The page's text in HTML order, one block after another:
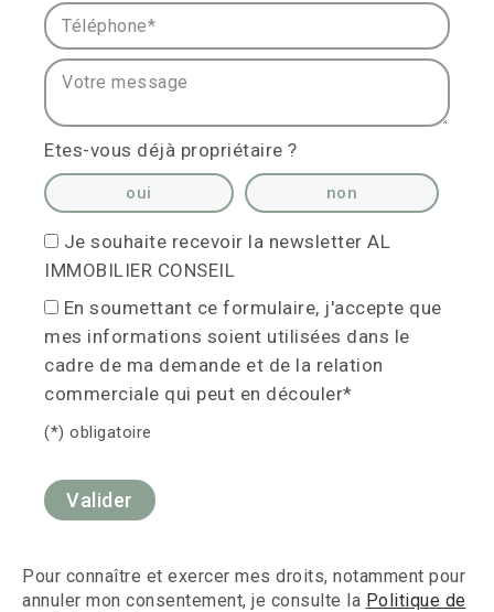
Téléphone* :
Votre message :
Etes-vous déjà propriétaire ?
oui non
Je souhaite recevoir la newsletter AL
IMMOBILIER CONSEIL
En soumettant ce formulaire, j'accepte que
mes informations soient utilisées dans le
cadre de ma demande et de la relation
commerciale qui peut en découler*
(*) obligatoire
Pour connaître et exercer mes droits, notamment pour
annuler mon consentement, je consulte la Politique de